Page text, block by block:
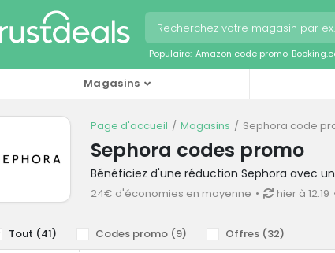
Populaire: Amazon code promo
Magasins
Page d'accueil Magasins Sephora code
Sephora codes promo
Bénéficiez d'une réduction Sephora avec
24€ d'économies en moyenne hier à 12:19
Tout (41) Codes promo (9) Offres (32)